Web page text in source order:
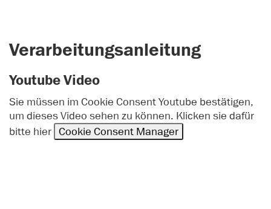
Verarbeitungsanleitung
Youtube Video
Sie müssen im Cookie Consent Youtube bestätigen,
um dieses Video sehen zu können. Klicken sie dafür
bitte hier Cookie Consent Manager